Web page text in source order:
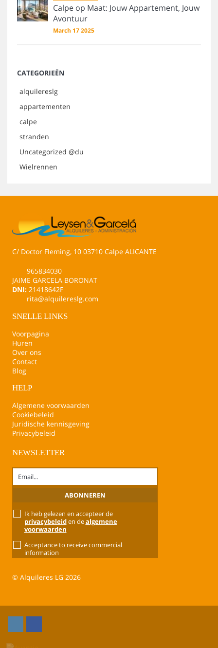
Calpe op Maat: Jouw Appartement, Jouw
Avontuur
March 17 2025
CATEGORIEËN
alquilereslg
appartementen
calpe
stranden
Uncategorized @du
Wielrennen
C/ Doctor Fleming, 10 03710 Calpe ALICANTE
965834030
JAIME GARCELA BORONAT
DNI: 21418642F
rita@alquilereslg.com
SNELLE LINKS
Voorpagina
Huren
Over ons
Contact
Blog
HELP
Algemene voorwaarden
Cookiebeleid
Juridische kennisgeving
Privacybeleid
NEWSLETTER
Ik heb gelezen en accepteer de
privacybeleiden dealgemene
voorwaarden
Acceptance to receive commercial
information
© Alquileres LG 2026